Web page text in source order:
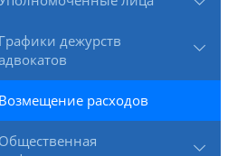
Графики дежурств
Возмещение расходов
Общественная